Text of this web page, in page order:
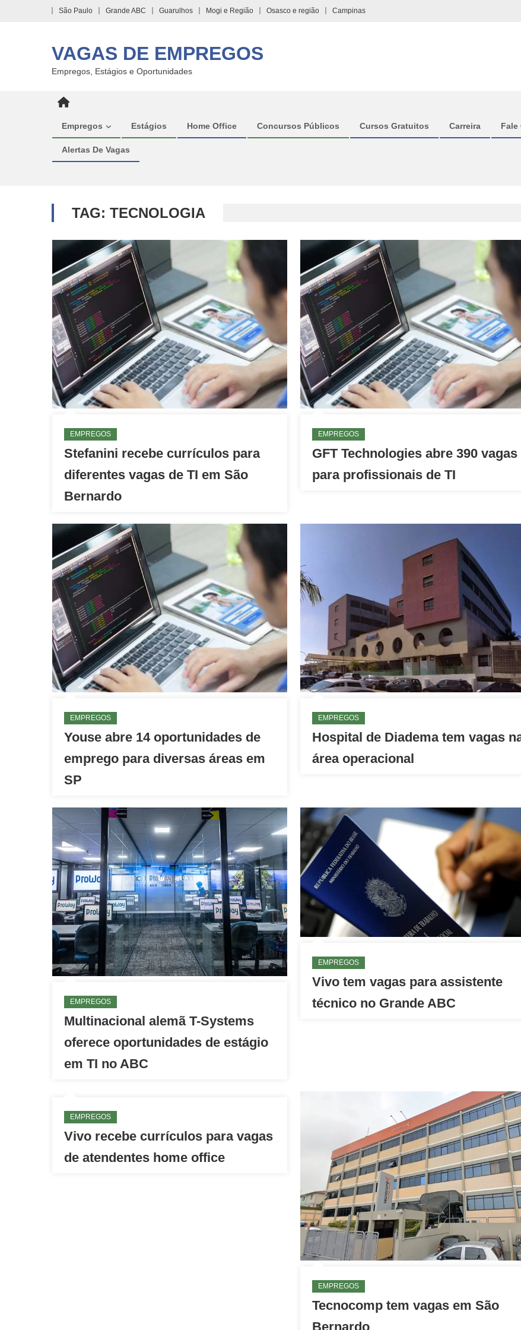
São Paulo Grande ABC Guarulhos Mogi e Região Osasco e região Campinas
VAGAS DE EMPREGOS
Empregos, Estágios e Oportunidades
Empregos Estágios Home Office Concursos Públicos Cursos Gratuitos Carreira Fale
Alertas De Vagas
TAG: TECNOLOGIA
EMPREGOS
Stefanini recebe currículos para
diferentes vagas de TI em São
Bernardo
EMPREGOS
GFT Technologies abre 390 vagas
para profissionais de TI
EMPREGOS
Youse abre 14 oportunidades de
emprego para diversas áreas em
SP
EMPREGOS
Hospital de Diadema tem vagas
área operacional
EMPREGOS
Multinacional alemã T-Systems
oferece oportunidades de estágio
em TI no ABC
EMPREGOS
Vivo tem vagas para assistente
técnico no Grande ABC
EMPREGOS
Vivo recebe currículos para vagas
de atendentes home office
EMPREGOS
Tecnocomp tem vagas em São
Bernardo